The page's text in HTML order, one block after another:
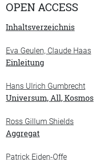
OPEN ACCESS
Inhaltsverzeichnis
Eva Geulen, Claude Haas
Einleitung
Hans Ulrich Gumbrecht
Universum, All, Kosmos
Ross Gillum Shields
Aggregat
Patrick Eiden-Offe